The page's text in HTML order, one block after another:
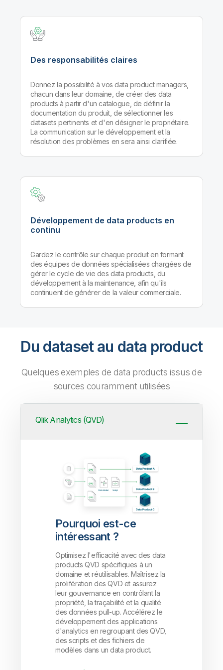
Des responsabilités claires
Donnez la possibilité à vos data product managers,
chacun dans leur domaine, de créer des data
products à partir d'un catalogue, de définir la
documentation du produit, de sélectionner les
datasets pertinents et d'en désigner le propriétaire.
La communication sur le développement et la
résolution des problèmes en sera ainsi clarifiée.
Développement de data products en
continu
Gardez le contrôle sur chaque produit en formant
des équipes de données spécialisées chargées de
gérer le cycle de vie des data products, du
développement à la maintenance, afin qu'ils
continuent de générer de la valeur commerciale.
Du dataset au data product
Quelques exemples de data products issus de
sources couramment utilisées
Qlik Analytics (QVD)
Pourquoi est-ce
intéressant ?
Optimisez l'efficacité avec des data
products QVD spécifiques à un
domaine et réutilisables. Maîtrisez la
prolifération des QVD et assurez
leur gouvernance en contrôlant la
propriété, la traçabilité et la qualité
des données pull-up. Accélérez le
développement des applications
d'analytics en regroupant des QVD,
des scripts et des fichiers de
modèles dans un data product.